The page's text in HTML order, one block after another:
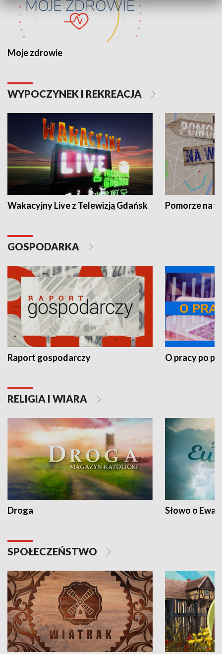
Moje zdrowie
WYPOCZYNEK I REKREACJA
Wakacyjny Live z Telewizją Gdańsk Pomorze na
GOSPODARKA
Raport gospodarczy O pracy po
RELIGIA I WIARA
Droga Słowo o
SPOŁECZEŃSTWO